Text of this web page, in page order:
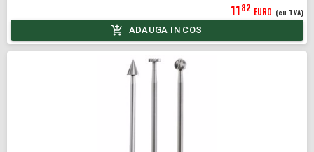
1182 EURO (cu TVA)
ADAUGA IN COS